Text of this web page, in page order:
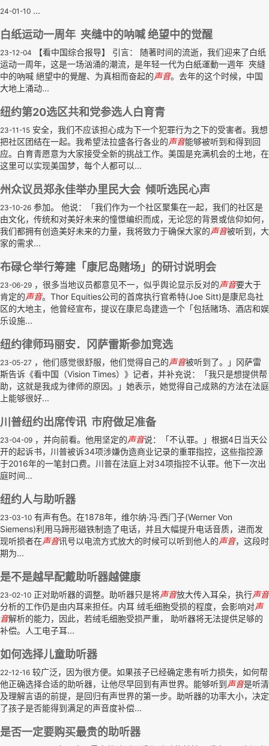
24-01-10 ...
白纸运动一周年 夹缝中的呐喊 绝望中的觉醒
23-12-04
【看中国综合报导】 引言： 随著时间的流逝，我们迎来了白纸
运动一周年，这是一场汹涌的潮流，是年轻一代为白紙運動一週年 夾縫
中的吶喊 絕望中的覺醒、为真相而奋起的声音。去年的这个时候，中国
大地上涌动...
纽约第20选区共和党参选人白育青
23-11-15 安全，我们不应该担心成为下一个犯罪行为之下的受害者。我想
把社区团结在一起。我希望法拉盛各行各业的声音能够被听到和得到回
应。白育青愿意为大家接受全新的挑战工作。美国是充满机会的土地，在
这里可以实现美国梦，每个人都可以...
州众议员郑永佳举办里民大会 倾听选民心声
23-10-26 参加。 他说：「我们作为一个社区聚集在一起，我们的社区是
由文化，传统和对美好未来的憧憬编织而成，无论您的背景或信仰如何，
我们都拥有创造美好未来的力量，我将致力于确保大家的声音被听到，大
家的需求...
布碌仑举行筹建「康尼岛赌场」的研讨说明会
23-06-29 ，很多当地议员都意见不一，似乎舆论显示反对的声音要大于
肯定的声音。Thor Equities公司的首席执行官希特(Joe Sitt)是康尼岛社
区的大地主，他曾经宣布，提议在康尼岛建造一个「包括赌场、酒店和娱
乐设施...
纽约律师玛丽安．冈萨雷斯参加竞选
23-05-27 ，他们感觉很舒服，他们觉得自己的声音被听到了。」冈萨雷
斯告诉《看中国（Vision Times）》记者，并补充说：「我只是想提供帮
助，这就是我成为律师的原因。」她表示，她觉得自己成熟的方法在法庭
上能够很好...
川普纽约出席传讯 市府做足准备
23-04-09 ，并向前看。他用坚定的声音说：「不认罪。」根据4日当天公
开的起诉书，川普被诉34项涉嫌伪造商业记录的重罪指控，这些指控源
于2016年的一笔封口费。川普在法庭上对34项指控不认罪。他下一次出
庭时间...
纽约人与助听器
23-03-10 有声有色。在1878年，维尔纳·冯·西门子(Werner Von
Siemens)利用马蹄形磁铁制造了电话，并且大幅提升电话音质，进而发
现听损者在声音讯号以电流方式放大的时候可以听到他人的声音，这段时
期为...
是不是越早配戴助听器越健康
23-02-10 正对助听器的调整。助听器只是将声音放大传入耳朵，执行声音
分析的工作仍是由内耳来担任。内耳 绒毛细胞受损的程度，会影响对声
音解析的能力，因此，若绒毛细胞受损严重， 助听器将无法提供足够的
补偿。人工电子耳...
如何选择儿童助听器
22-12-16 较广泛，因为很方便。如果孩子已经确定患有听力损失，如何帮
他正确选择合适的助听器，让他尽早回到有声世界。能够听到声音是听清
及理解言语的前提，是回归有声世界的第一步。助听器的功率大小，决定
了孩子是否能得到满足的声音度补偿...
是否一定要购买最贵的助听器